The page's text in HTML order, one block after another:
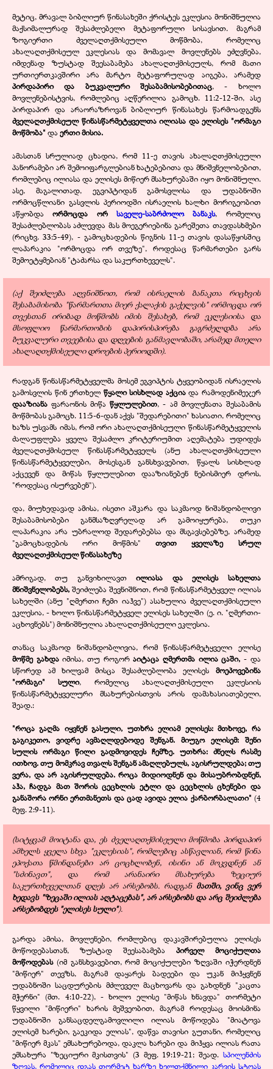
მეტიც, მრავალ ბიბლიურ წინასახეში ქრისტეს ეკლესია მონიშნულია
მაქსიმალურად შესაძლებელი მეტაფორული სისავსით. მაგრამ
ზოგიერთი ძველაღთქმისეული მოწმობა, რომელიც
ახალაღთქმისეულ ეკლესიას და მომავალ მოვლენებს ეძღვნება,
იმდენად ზუსტად შეესაბამება ახალაღთქმისეულს, რომ მათი
ურთიერთკავშირი არა მარტო მეტაფორულად აიგება, არამედ
პირდაპირი და ბუკვალური შესაბამისობებითაც, - ხოლო
მოვლენებისტვის, რომლებიც აღწერილია გამოცხ. 11:2-12-ში, ასე
პირდაპირ და არაორაზროვან ბიბლიურ წინასახეს წარმოადგენს
ძველაღთქმისეულ წინასწარმეტყველთა ილიასა და ელისეს "ორმაგი
მოწმობა" და ერთი მისია.
ამასთან სრულიად ცხადია, რომ 11-ე თავის ახალაღთქმისეული
პანორამები არ შემოიფარგლებიან ხატებებითა და მნიშვნელობებით,
რომლებიც ილიასა და ელისეს მიწიერ მსახურებაში იყო მონიშნული.
ასე, მაგალითად, ეგვიპტიდან გამოსვლისა და უდაბნოში
ორმოცწლიანი გასვლის პერიოდში ისრაელის ხალხი მორიგეობით
აწყობდაორმოცდა ორსაველე-საბრძოლო ბანაკს, რომელიც
შესაძლებლობას აძლევდა მას მოეგერიებინა გარეშეთა თავდასხმები
(რიცხვ. 33:5-49), - გამოცხადების წიგნის 11-ე თავის დასაწყისშიც
ლაპარაკია "ორმოცდა ორ თვეზე", როდესაც წარმართები გარს
შემოეტყმებიან "ტაძარსა და საკურთხეველს".
(აქ შეიძლება აღვნიშნოთ, რომ ისრაელის ბანაკთა რიცხვის
შესაბამისობა "წარმართთა მიერ ქალაქის გაქელვის" ორმოცდა ორ
თვესთან ირიბად მოწმობს იმის შესახებ, რომ ეკლესიისა და
მსოფლიო წარმართობის დაპირისპირება გაგრძელდბა არა
ბუკვალური თვეებისა და დღეების განმავლობაში, არამედ მთელი
ახალაღთქმისეული დროების პერიოდში).
რადგან წინასწარმეტყველმა მოსემ ეგვიპტის ტყვეობიდან ისრაელის
გამოსვლის წინ ერთხელ წყალი სისხლად აქციადა რამოდენიმეჯერ
დააზიანაფარაონის მიწაწყლულებით, - ამ მოვლენათა შესაბამის
მოწმობას გამოცხ. 11:5-6-დან აქვს "შედარებითი" ხასიათი, რომელიც
ხაზს უსვამს იმას, რომ ორი ახალაღთქმისეული წინასწარმეტყველის
ძალაუფლება ყველა შესაძლო კრიტერიუმით აღემატება უდიდეს
ძველაღთქმისეულ წინასწარმეტყველს (ანუ ახალაღთქმისეული
წინასწარმეტყველები, მოსესგან განსხვავებით, წყალს სისხლად
აქცევენ და მიწას წყლულებით დააზიანებენ ნებისმიერ დროს,
"როდესაც ისურვებენ").
და, მიუხედავად ამისა, ისეთი აშკარა და საკმაოდ ნიშანდობლივი
შესაბამისობები განმსაზღვრელად არ გამოიყურება, თუკი
ლაპარაკია არა უბრალოდ შედარებებსა და მსგავსებებზე, არამედ
"გამოცხადების ორი მოწმის"თვით ყველაზე სრულ
ძველაღთქმისეულ წინასახეზე
ამრიგად, თუ განვიხილავთილიასა და ელისეს სახელთა
მნიშვნელობებს,შეიძლება შევნიშნოთ, რომ წინასწარმეტყველ ილიას
სახელში (ანუ "ღმერთი ჩემი იაჰვე") ასახულია ძველაღთქმისეული
ეკლესია, - ხოლო წინასწარმეტყველ ელისეს სახელში (ე. ი. "ღმერთი-
აცხოვნებს") მონიშნულია ახალაღთქმისეული ეკლესია.
თანაც საკმაოდ ნიშანდობლივია, რომ წინასწარმეტყველი ელისე
მოწმე გახდაიმისა, თუ როგორაიტაცა ღმერთმა ილია ცაში,- და
სწორედ ამ ხილვამ მისცა შესაძლებლობა ელისეს მოეპოვებინა
"ორმაგი" სული, რომელიც ახალაღთქმისეული ეკლესიის
წინასწარმეტყველური მსახურებისთვის არის დამახასიათებელი,
შეად.:
"როცა გაღმა იყვნენ გასული, უთხრა ელიამ ელისეს: მთხოვე, რა
გაგიკეთო, ვიდრე ავმაღლდებოდე შენგან. მიუგო ელისემ: შენი
სულის ორმაგი წილი გადმოვიდეს ჩემზე. უთხრა: ძნელს რასმე
ითხოვ. თუ მომკრავ თვალს შენგან ამაღლებულს, აგისრულდება; თუ
ვერა, და არ აგისრულდება. როცა მიდიოდნენ და მისაუბრობდნენ,
აჰა, ჩადგა მათ შორის ცეცხლის ეტლი და ცეცხლის ცხენები და
განაშორა ორნი ერთმანეთს და ცად ავიდა ელია ქარბორბალათი" (4
მეფ. 2:9-11).
(სიტყვამ მოიტანა და, ეს ძველაღთქმისეული მოწმობა პირდაპირ
ამხელს ყველა სხვა "ეკლესიას", რომლებიც ასწავლიან, რომ წინა
ეპოქათა წმინდანები არ ცოცხლობენ, ისინი ან მოკვდნენ ან
"სძინავთ", და რომ არანაირი მსახურება ზეციურ
საკურთხეველთან დღეს არ არსებობს. რადგან მათში, ვინც ვერ
ხედავს "ზეცაში ილიას აღტაცებას", არ არსებობს და არც შეიძლება
არსებობდეს "ელისეს სული").
გარდა ამისა, მოვლენები, რომლებიც დაკავშირებულია ელისეს
მოწოდებასთან, ზუსტად შეესაბამება პირველ მოციქულთა
მოწოდებას(იმ განსხვავებით, რომ მოციქულები ზღვაში იჭერდნენ
"მიწიერ" თევზს, მაგრამ დაყარეს ბადეები და უკან მიჰყვნენ
უდაბნოში საცდურების მძლეველ მაცხოვარს და გახდნენ "კაცთა
მჭერნი" (მთ. 4:10-22), - ხოლო ელისე "მიწას ხნავდა" თორმეტი
წყვილი "მიწიერი" ხარის მეშვეობით, მაგრამ როდესაც მოისმინა
უდაბნოში განსაცდელგამოვლილი ილიას მოწოდება "მიატოვა
ელისემ ხარები, გაეკიდა ელიას", დაწვა თავისი გუთანი, რომელიც
"მიწიერ მკას" ემსახურებოდა, დაკლა ხარები და მიჰყვა ილიას რათა
ემსახურა "ზეციური მკისთვის" (3 მეფ. 19:19-21; შეად. სპილენძის
ზღვას, რომელიც დგას თორმეტ ხარზე ხელთქმნილი კარვის სტოას